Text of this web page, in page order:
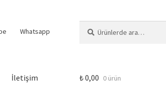
Whatsapp
İletişim ₺0,00 0 ürün